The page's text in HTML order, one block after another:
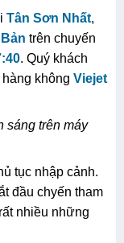
Tân Sơn Nhất,
trên chuyến
. Quý khách
không Viejet
sáng trên máy
tục nhập cảnh.
đầu chyến tham
nhiều những